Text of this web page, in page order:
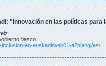
"Innovación en las políticas
Vasco
en-euskadi/web01-a2plangi/es/